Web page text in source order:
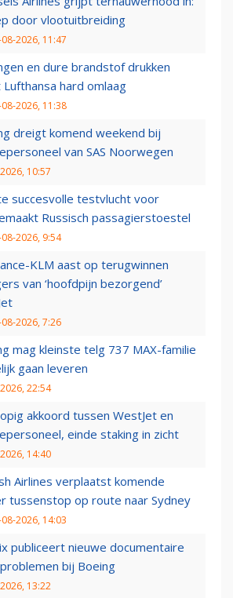
door vlootuitbreiding
2026, 11:47
en dure brandstof drukken
hard omlaag
2026, 11:38
dreigt komend weekend bij
van SAS Noorwegen
10:57
succesvolle testvlucht voor
Russisch passagierstoestel
2026, 9:54
KLM aast op terugwinnen
van ‘hoofdpijn bezorgend’
2026, 7:26
mag kleinste telg 737 MAX-familie
gaan leveren
22:54
akkoord tussen WestJet en
einde staking in zicht
14:40
Airlines verplaatst komende
tussenstop op route naar Sydney
2026, 14:03
publiceert nieuwe documentaire
bij Boeing
13:22